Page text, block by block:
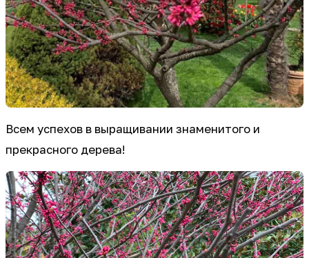
Всем успехов в выращивании знаменитого и
прекрасного дерева!